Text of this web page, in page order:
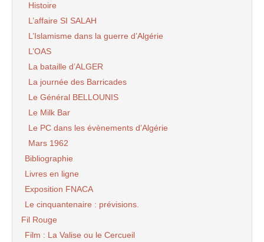
Histoire
L’affaire SI SALAH
L’Islamisme dans la guerre d’Algérie
L’OAS
La bataille d’ALGER
La journée des Barricades
Le Général BELLOUNIS
Le Milk Bar
Le PC dans les évènements d’Algérie
Mars 1962
Bibliographie
Livres en ligne
Exposition FNACA
Le cinquantenaire : prévisions.
Fil Rouge
Film : La Valise ou le Cercueil